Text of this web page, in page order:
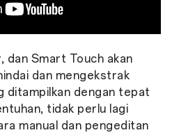
dan Smart Touch akan
dan mengekstrak
ditampilkan dengan tepat
tidak perlu lagi
manual dan pengeditan